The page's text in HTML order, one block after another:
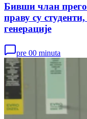
Бивши члан
праву су
генерације
pre 00 minuta